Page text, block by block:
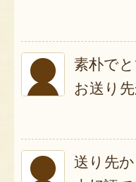
素朴で
お送り
送り先